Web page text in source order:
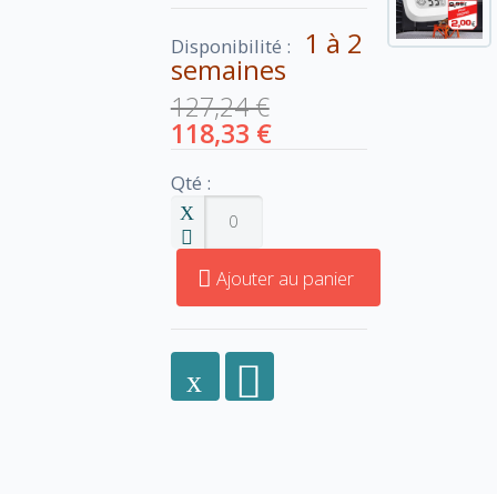
Disponibilité : 1 à 2
semaines
127,24 €
118,33 €
Qté :
Ajouter au panier